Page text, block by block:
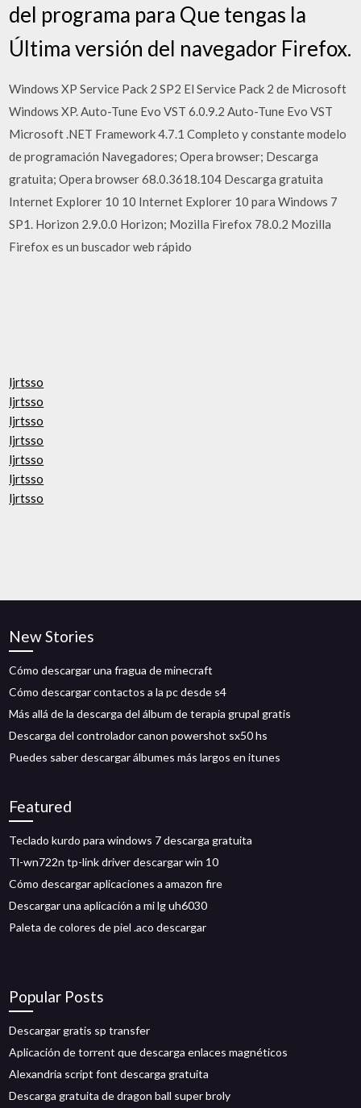
del programa para Que tengas la
Última versión del navegador Firefox.
Windows XP Service Pack 2 SP2 El Service Pack 2 de Microsoft
Windows XP. Auto-Tune Evo VST 6.0.9.2 Auto-Tune Evo VST
Microsoft .NET Framework 4.7.1 Completo y constante modelo
de programación Navegadores; Opera browser; Descarga
gratuita; Opera browser 68.0.3618.104 Descarga gratuita
Internet Explorer 10 10 Internet Explorer 10 para Windows 7
SP1. Horizon 2.9.0.0 Horizon; Mozilla Firefox 78.0.2 Mozilla
Firefox es un buscador web rápido
ljrtsso
ljrtsso
ljrtsso
ljrtsso
ljrtsso
ljrtsso
ljrtsso
New Stories
Cómo descargar una fragua de minecraft
Cómo descargar contactos a la pc desde s4
Más allá de la descarga del álbum de terapia grupal gratis
Descarga del controlador canon powershot sx50 hs
Puedes saber descargar álbumes más largos en itunes
Featured
Teclado kurdo para windows 7 descarga gratuita
Tl-wn722n tp-link driver descargar win 10
Cómo descargar aplicaciones a amazon fire
Descargar una aplicación a mi lg uh6030
Paleta de colores de piel .aco descargar
Popular Posts
Descargar gratis sp transfer
Aplicación de torrent que descarga enlaces magnéticos
Alexandria script font descarga gratuita
Descarga gratuita de dragon ball super broly